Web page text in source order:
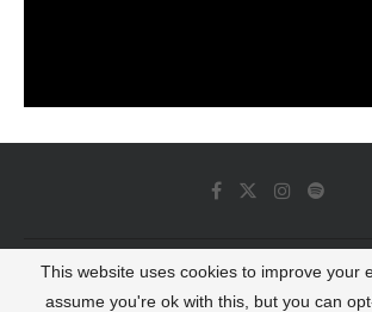
© 2022 - Luminous Dash All Rights
This website uses cookies to improve your
assume you're ok with this, but you can